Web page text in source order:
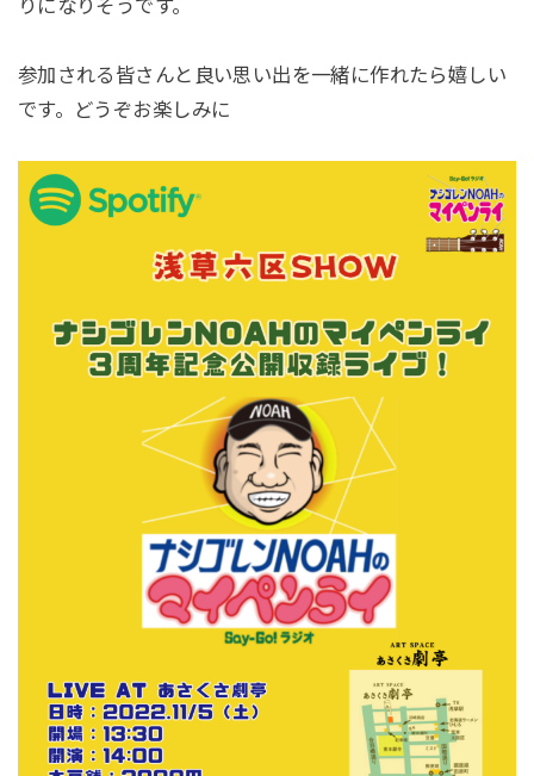
りになりそうです。
参加される皆さんと良い思い出を一緒に作れたら嬉しい
です。どうぞお楽しみに